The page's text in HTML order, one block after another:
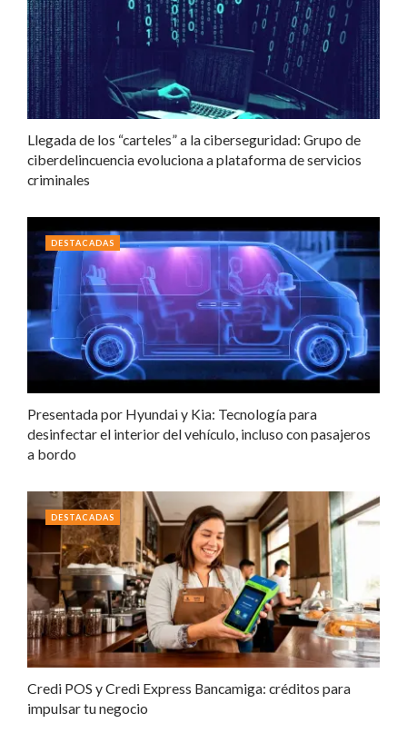
Llegada de los “carteles” a la ciberseguridad: Grupo de
ciberdelincuencia evoluciona a plataforma de servicios
criminales
Presentada por Hyundai y Kia: Tecnología para
desinfectar el interior del vehículo, incluso con pasajeros
a bordo
DESTACADAS
Credi POS y Credi Express Bancamiga: créditos para
impulsar tu negocio
DESTACADAS